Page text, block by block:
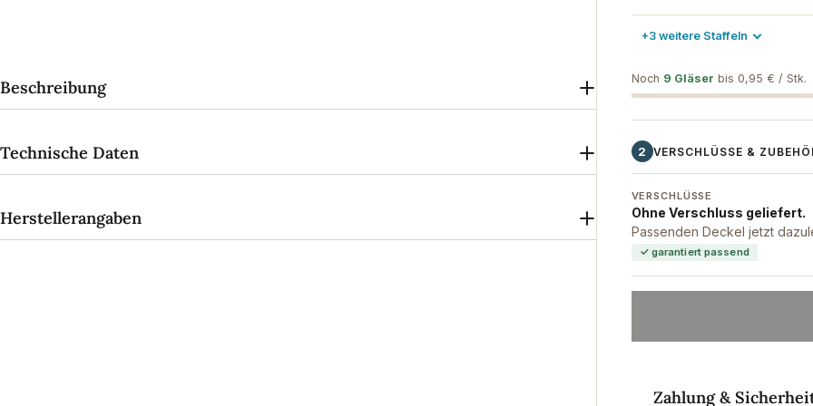
Beschreibung
Technische Daten
Herstellerangaben
+3 weitere Staffeln
Noch 9 Gläser bis 0,95 € / Stk.
2 VERSCHLÜSSE &
VERSCHLÜSSE
Ohne Verschluss geliefert.
Passenden Deckel jetzt
✓ garantiert passend
Zahlung &
Zahlungsmethoden